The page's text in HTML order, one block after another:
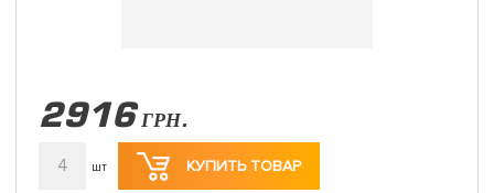
2916 ГРН.
4 шт КУПИТЬ ТОВАР